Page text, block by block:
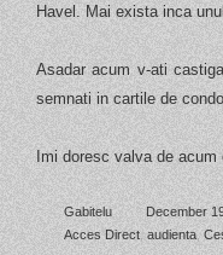
Havel. Mai exista inca
Asadar acum v-ati
semnati in cartile de
Imi doresc valva de
Gabitelu December
Acces Direct, audienta